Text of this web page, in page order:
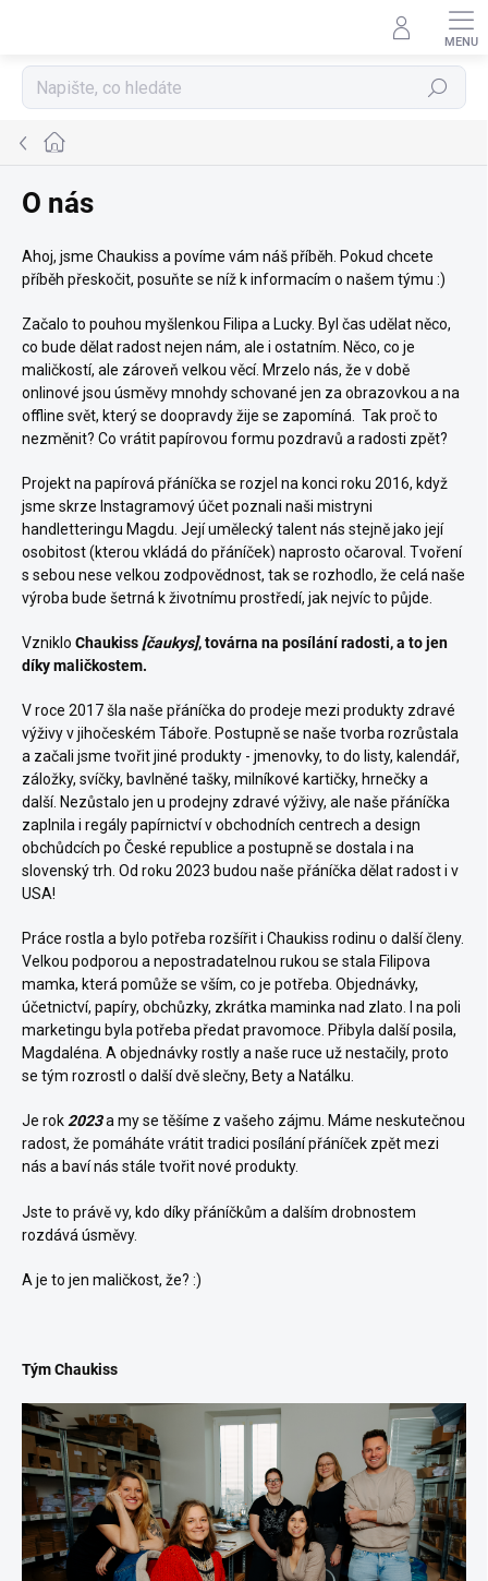
Hledat
Domů
O nás
Ahoj, jsme Chaukiss a povíme vám náš příběh. Pokud chcete
příběh přeskočit, posuňte se níž k informacím o našem týmu :)
Začalo to pouhou myšlenkou Filipa a Lucky. Byl čas udělat něco,
co bude dělat radost nejen nám, ale i ostatním. Něco, co je
maličkostí, ale zároveň velkou věcí. Mrzelo nás, že v době
onlinové jsou úsměvy mnohdy schované jen za obrazovkou a na
offline svět, který se doopravdy žije se zapomíná. Tak proč to
nezměnit? Co vrátit papírovou formu pozdravů a radosti zpět?
Projekt na papírová přáníčka se rozjel na konci roku 2016, když
jsme skrze Instagramový účet poznali naši mistryni
handletteringu Magdu. Její umělecký talent nás stejně jako její
osobitost (kterou vkládá do přáníček) naprosto očaroval. Tvoření
s sebou nese velkou zodpovědnost, tak se rozhodlo, že celá naše
výroba bude šetrná k životnímu prostředí, jak nejvíc to půjde.
Vzniklo Chaukiss [čaukys], továrna na posílání radosti, a to jen
díky maličkostem.
V roce 2017 šla naše přáníčka do prodeje mezi produkty zdravé
výživy v jihočeském Táboře. Postupně se naše tvorba rozrůstala
a začali jsme tvořit jiné produkty - jmenovky, to do listy, kalendář,
záložky, svíčky, bavlněné tašky, milníkové kartičky, hrnečky a
další. Nezůstalo jen u prodejny zdravé výživy, ale naše přáníčka
zaplnila i regály papírnictví v obchodních centrech a design
obchůdcích po České republice a postupně se dostala i na
slovenský trh. Od roku 2023 budou naše přáníčka dělat radost i v
USA!
Práce rostla a bylo potřeba rozšířit i Chaukiss rodinu o další členy.
Velkou podporou a nepostradatelnou rukou se stala Filipova
mamka, která pomůže se vším, co je potřeba. Objednávky,
účetnictví, papíry, obchůzky, zkrátka maminka nad zlato. I na poli
marketingu byla potřeba předat pravomoce. Přibyla další posila,
Magdaléna. A objednávky rostly a naše ruce už nestačily, proto
se tým rozrostl o další dvě slečny, Bety a Natálku.
Je rok 2023a my se těšíme z vašeho zájmu. Máme neskutečnou
radost, že pomáháte vrátit tradici posílání přáníček zpět mezi
nás a baví nás stále tvořit nové produkty.
Jste to právě vy, kdo díky přáníčkům a dalším drobnostem
rozdává úsměvy.
A je to jen maličkost, že? :)
Tým Chaukiss